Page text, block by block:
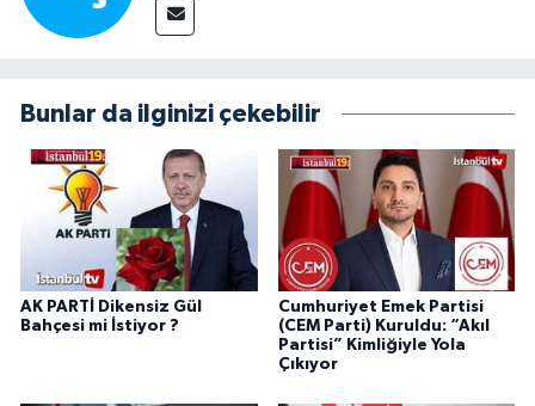
Bunlar da ilginizi çekebilir
AK PARTİ Dikensiz Gül
Bahçesi mi İstiyor ?
Cumhuriyet Emek Partisi
(CEM Parti) Kuruldu: “Akıl
Partisi” Kimliğiyle Yola
Çıkıyor